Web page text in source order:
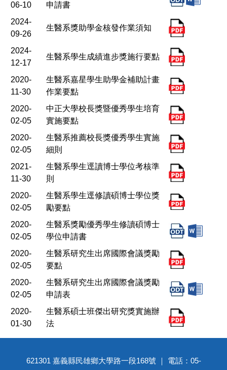
06-10
申請書
2024-
09-26
生醫系獎助學金核發作業須知
2024-
12-17
生醫系學生成績進步獎施行要點
2020-
11-30
生醫系嘉星學生助學金補助計畫
作業要點
2020-
02-05
中正大學校長獎暨優秀學生培育
實施要點
2020-
02-05
生醫系推薦校長獎優秀學生實施
細則
2021-
11-30
生醫系學生逕讀博士學位考核準
則
2020-
02-05
生醫系學生逕修讀碩博士學位獎
勵要點
2020-
02-05
生醫系獎勵優秀學生修讀碩博士
學位申請書
2020-
02-05
生醫系研究生出席國際會議獎勵
要點
2020-
02-05
生醫系研究生出席國際會議獎勵
申請表
2020-
01-30
生醫系碩士班傑出研究獎實施辦
法
621301 嘉義縣民雄鄉大學路一段168號 ｜ 電話：05-